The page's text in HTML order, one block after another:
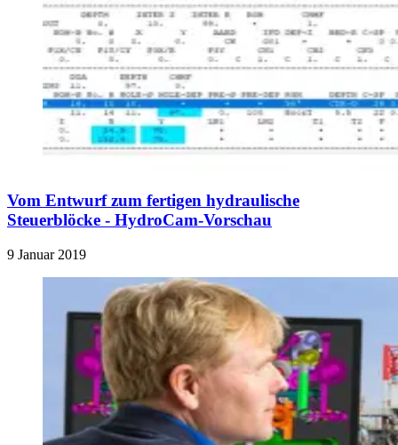
Vom Entwurf zum fertigen hydraulische
Steuerblöcke - HydroCam-Vorschau
9 Januar 2019